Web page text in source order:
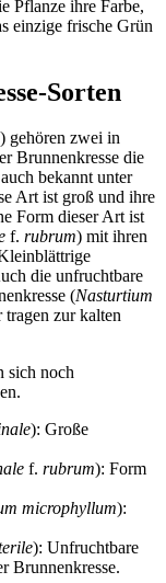
Pflanze ihre Farbe,
einzige frische Grün
Sorten
) gehören zwei in
Brunnenkresse die
bekannt unter
Art ist groß und ihre
Form dieser Art ist
f. rubrum) mit ihren
die unfruchtbare
(Nasturtium
zur kalten
sich noch
): Große
f. rubrum): Form
microphyllum):
): Unfruchtbare
Brunnenkresse.